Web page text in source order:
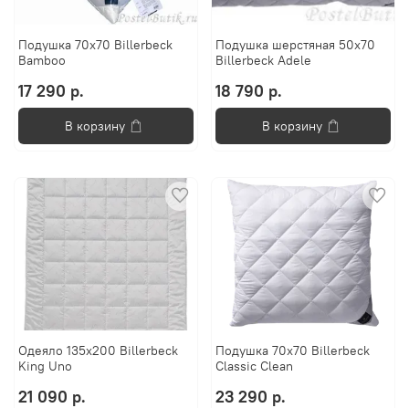
Подушка 70x70 Billerbeck
Bamboo
17 290 р.
В корзину
Подушка шерстяная 50x70
Billerbeck Adele
18 790 р.
В корзину
Одеяло 135х200 Billerbeck
King Uno
21 090 р.
Подушка 70x70 Billerbeck
Classic Clean
23 290 р.